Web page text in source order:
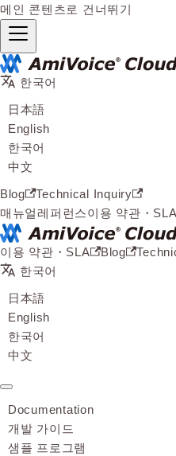
메인 콘텐츠로 건너뛰기
한국어
日本語
English
한국어
中文
Blog
Technical Inquiry
매뉴얼레퍼런스이용 약관・SLA
이용 약관・SLA
Blog
한국어
日本語
English
한국어
中文
Documentation
개발 가이드
샘플 프로그램